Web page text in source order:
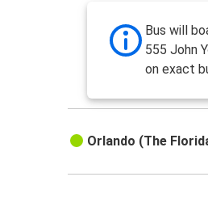
Bus will
555 John
on exact
Orlando (The